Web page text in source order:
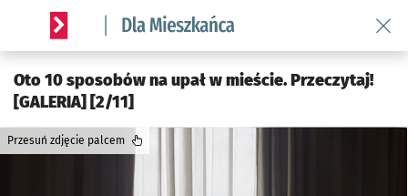
Serwis informacyjny wroclaw.pl podserwis: Dla mieszkańca
Oto 10 sposobów na upał w mieście. Przeczytaj!
[GALERIA] [2/11]
Przesuń zdjęcie palcem